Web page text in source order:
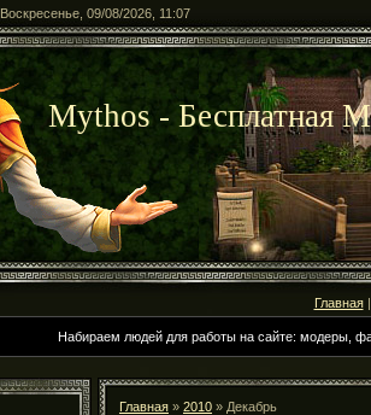
Воскресенье, 09/08/2026, 11:07
Mythos - Бесплатная
Главная
Набираем людей для работы на сайте: модеры,
Главная » 2010 » Декабрь